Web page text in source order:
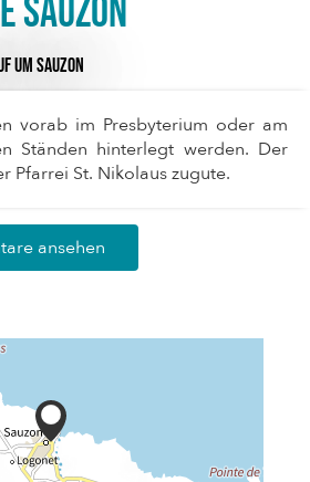
Sauzon
UM SAUZON
vorab im Presbyterium oder am
Ständen hinterlegt werden. Der
Pfarrei St. Nikolaus zugute.
ansehen